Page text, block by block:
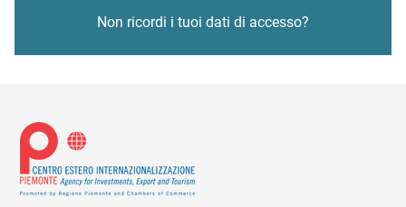
Non ricordi i tuoi dati di accesso?